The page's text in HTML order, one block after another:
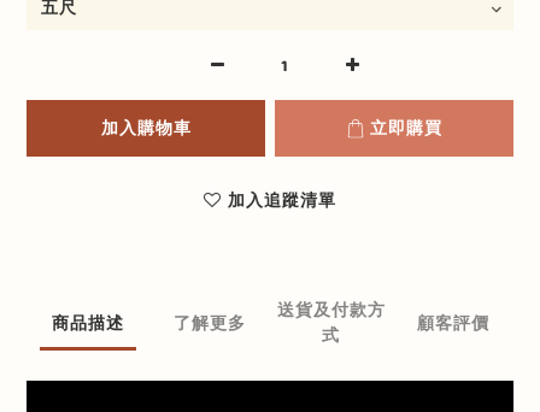
加入購物車 立即購買
加入追蹤清單
商品描述 了解更多
送貨及付款方
式
顧客評價